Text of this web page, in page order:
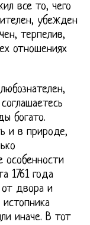
все то, чего
убежден
терпелив,
отношениях
богато.
и в природе,
особенности
1761 года
от двора и
иначе. В тот